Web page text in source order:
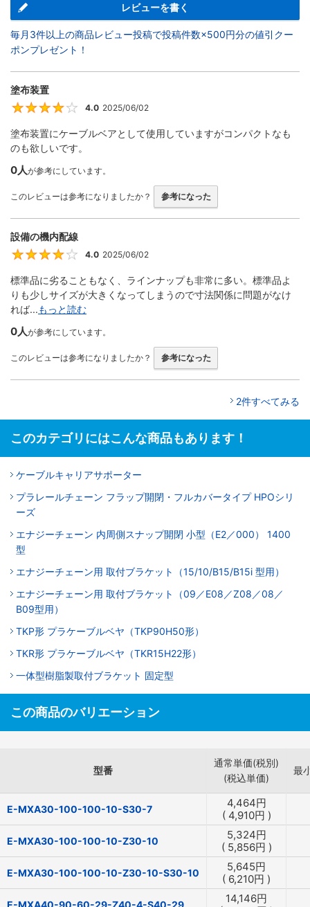
レビューを書く
毎月3件以上の商品レビュー投稿で投稿件数×500円分の値引クー
ポンプレゼント！
塗布装置
4
4.0 2025/06/02
塗布装置にケーブルベアとして使用していますがコンパクトなも
のも欲しいです。
0人が参考にしています。
このレビューは参考になりましたか？ 参考になった
設備の機内配線
4
4.0 2025/06/02
標準品に劣ることもなく、ラインナップも非常に多い。標準品よ
りも少しサイズが大きくなってしまうので寸法関係に問題がなけ
れば...もっと読む
0人が参考にしています。
このレビューは参考になりましたか？ 参考になった
2件すべてみる
このカテゴリにはこんな商品もあります！
ケーブルキャリアサポーター
プラレールチェーン フラップ開閉・フルカバータイプ HPOシリ
ーズ
エナジーチェーン 内周側スナップ開閉 小型（E2／000） 1400
型
エナジーチェーン用 取付ブラケット（15/10/B15/B15i 型用）
エナジーチェーン用 取付ブラケット（09／E08／Z08／08／
B09型用）
TKP形 プラケーブルベヤ（TKP90H50形）
TKR形 プラケーブルベヤ（TKR15H22形）
一体型樹脂製取付ブラケット 固定型
この商品のバリエーション
型番
通常単価(税別)
(税込単価)
最
E-MXA30-100-100-10-S30-7 4,464円
( 4,910円 )
E-MXA30-100-100-10-Z30-10 5,324円
( 5,856円 )
E-MXA30-100-100-10-Z30-10-S30-10 5,645円
( 6,210円 )
E-MXA40-90-60-29-Z40-4-S40-29 14,146円